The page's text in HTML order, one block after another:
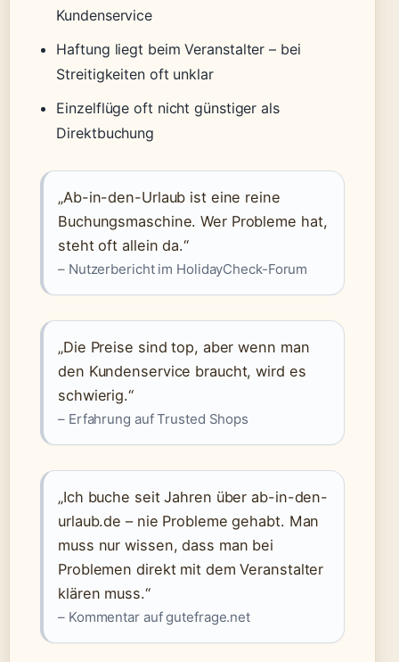
Kundenservice
Haftung liegt beim Veranstalter – bei
Streitigkeiten oft unklar
Einzelflüge oft nicht günstiger als
Direktbuchung
„Ab-in-den-Urlaub ist eine reine
Buchungsmaschine. Wer Probleme hat,
steht oft allein da.“
– Nutzerbericht im HolidayCheck-Forum
„Die Preise sind top, aber wenn man
den Kundenservice braucht, wird es
schwierig.“
– Erfahrung auf Trusted Shops
„Ich buche seit Jahren über ab-in-den-
urlaub.de – nie Probleme gehabt. Man
muss nur wissen, dass man bei
Problemen direkt mit dem Veranstalter
klären muss.“
– Kommentar auf gutefrage.net